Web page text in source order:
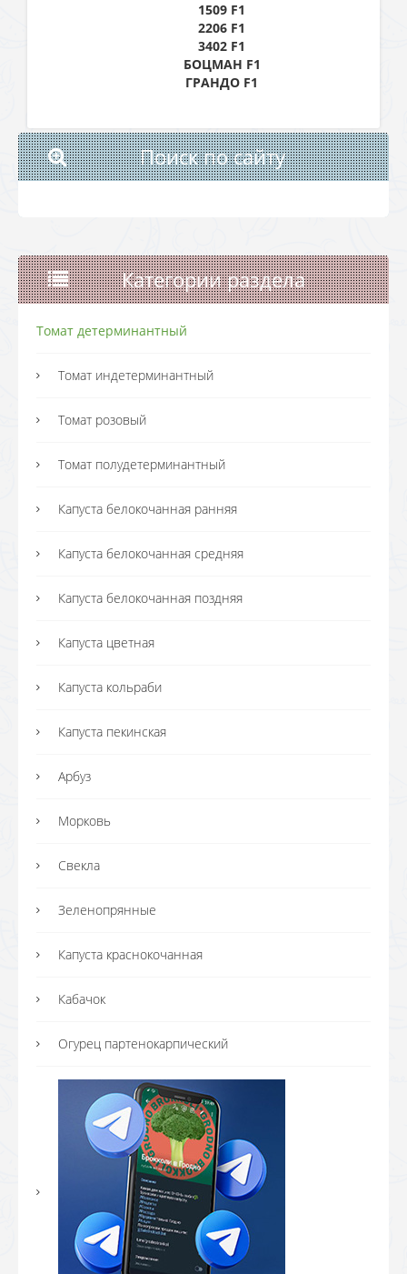
1509 F1
2206 F1
3402 F1
БОЦМАН F1
ГРАНДО F1
Поиск по сайту
Категории раздела
Томат детерминантный
Томат индетерминантный
Томат розовый
Томат полудетерминантный
Капуста белокочанная ранняя
Капуста белокочанная средняя
Капуста белокочанная поздняя
Капуста цветная
Капуста кольраби
Капуста пекинская
Арбуз
Морковь
Свекла
Зеленопрянные
Капуста краснокочанная
Кабачок
Огурец партенокарпический